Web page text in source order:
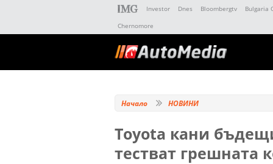
Investor Dnes Bloombergtv
Bulgaria
Chernomore
Начало НОВИНИ
Toyota кани
тестват грешната